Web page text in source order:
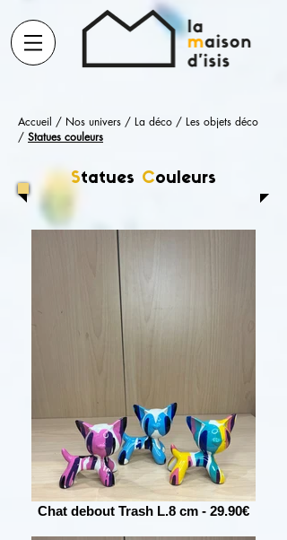
Accueil / Nos univers / La déco / Les objets déco
/ Statues couleurs
Statues Couleurs
Chat debout Trash L.8 cm - 29.90€